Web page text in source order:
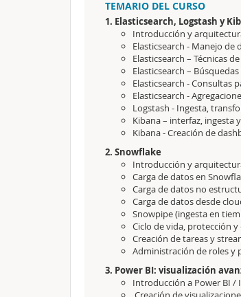
TEMARIO DEL CURSO
1. Elasticsearch, Logstash y
Introducción y
Elasticsearch - Manejo de
Elasticsearch – Técnicas
Elasticsearch –
Elasticsearch - Consultas
Elasticsearch -
Logstash - Ingesta,
Kibana – interfaz, ingesta
Kibana - Creación de
2. Snowflake
Introducción y
Carga de datos en
Carga de datos no
Carga de datos desde
Snowpipe (ingesta en
Ciclo de vida, protección
Creación de tareas y
Administración de roles y
3. Power BI: visualización
Introducción a Power BI /